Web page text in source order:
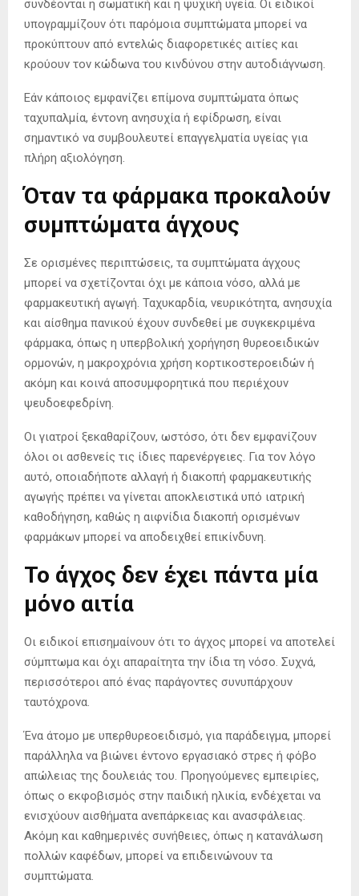
συνδέονται η σωματική και η ψυχική υγεία. Οι ειδικοί
υπογραμμίζουν ότι παρόμοια συμπτώματα μπορεί να
προκύπτουν από εντελώς διαφορετικές αιτίες και
κρούουν τον κώδωνα του κινδύνου στην αυτοδιάγνωση.
Εάν κάποιος εμφανίζει επίμονα συμπτώματα όπως
ταχυπαλμία, έντονη ανησυχία ή εφίδρωση, είναι
σημαντικό να συμβουλευτεί επαγγελματία υγείας για
πλήρη αξιολόγηση.
Όταν τα φάρμακα προκαλούν
συμπτώματα άγχους
Σε ορισμένες περιπτώσεις, τα συμπτώματα άγχους
μπορεί να σχετίζονται όχι με κάποια νόσο, αλλά με
φαρμακευτική αγωγή. Ταχυκαρδία, νευρικότητα, ανησυχία
και αίσθημα πανικού έχουν συνδεθεί με συγκεκριμένα
φάρμακα, όπως η υπερβολική χορήγηση θυρεοειδικών
ορμονών, η μακροχρόνια χρήση κορτικοστεροειδών ή
ακόμη και κοινά αποσυμφορητικά που περιέχουν
ψευδοεφεδρίνη.
Οι γιατροί ξεκαθαρίζουν, ωστόσο, ότι δεν εμφανίζουν
όλοι οι ασθενείς τις ίδιες παρενέργειες. Για τον λόγο
αυτό, οποιαδήποτε αλλαγή ή διακοπή φαρμακευτικής
αγωγής πρέπει να γίνεται αποκλειστικά υπό ιατρική
καθοδήγηση, καθώς η αιφνίδια διακοπή ορισμένων
φαρμάκων μπορεί να αποδειχθεί επικίνδυνη.
Το άγχος δεν έχει πάντα μία
μόνο αιτία
Οι ειδικοί επισημαίνουν ότι το άγχος μπορεί να αποτελεί
σύμπτωμα και όχι απαραίτητα την ίδια τη νόσο. Συχνά,
περισσότεροι από ένας παράγοντες συνυπάρχουν
ταυτόχρονα.
Ένα άτομο με υπερθυρεοειδισμό, για παράδειγμα, μπορεί
παράλληλα να βιώνει έντονο εργασιακό στρες ή φόβο
απώλειας της δουλειάς του. Προηγούμενες εμπειρίες,
όπως ο εκφοβισμός στην παιδική ηλικία, ενδέχεται να
ενισχύουν αισθήματα ανεπάρκειας και ανασφάλειας.
Ακόμη και καθημερινές συνήθειες, όπως η κατανάλωση
πολλών καφέδων, μπορεί να επιδεινώνουν τα
συμπτώματα.